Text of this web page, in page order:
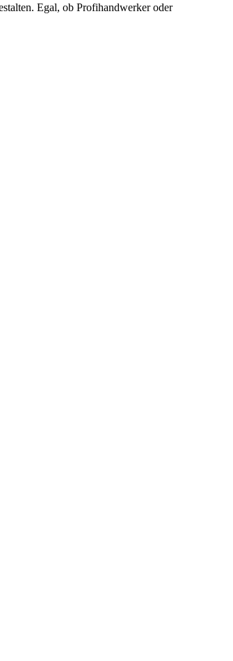
Egal, ob Profihandwerker oder